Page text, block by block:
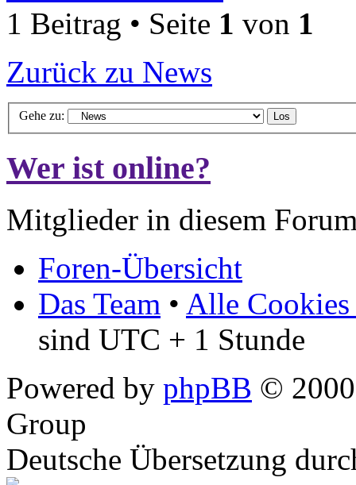
1 Beitrag • Seite 1 von 1
Zurück zu News
Gehe zu:
Wer ist online?
Mitglieder in diesem
Foren-Übersicht
Das Team • Alle Cookies
sind UTC + 1 Stunde
Powered by phpBB ©
Group
Deutsche Übersetzung